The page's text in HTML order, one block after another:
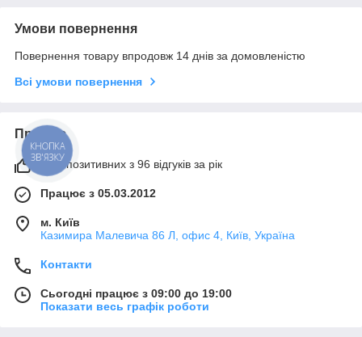
Умови повернення
Повернення товару впродовж 14 днів за домовленістю
Всі умови повернення
Про нас
98% позитивних з 96 відгуків за рік
Працює з 05.03.2012
м. Київ
Казимира Малевича 86 Л, офис 4, Київ, Україна
Контакти
Сьогодні працює з 09:00 до 19:00
Показати весь графік роботи
КНОПКА
ЗВ'ЯЗКУ